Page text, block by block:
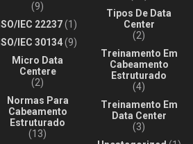
(9)
ISO/IEC 22237(1)
ISO/IEC 30134(9)
Micro Data
Centere
(2)
Normas Para
Cabeamento
Estruturado
(13)
Tipos De Data
Center
(2)
Treinamento Em
Cabeamento
Estruturado
(4)
Treinamento Em
Data Center
(3)